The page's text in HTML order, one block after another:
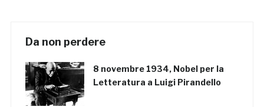
Da non perdere
8 novembre 1934, Nobel per la
Letteratura a Luigi Pirandello